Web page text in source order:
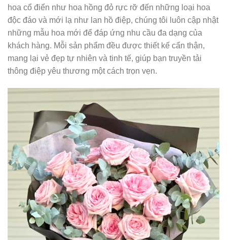
hoa cổ điển như hoa hồng đỏ rực rỡ đến những loại hoa
độc đáo và mới lạ như lan hồ điệp, chúng tôi luôn cập nhật
những mẫu hoa mới để đáp ứng nhu cầu đa dạng của
khách hàng. Mỗi sản phẩm đều được thiết kế cẩn thận,
mang lại vẻ đẹp tự nhiên và tinh tế, giúp bạn truyền tải
thông điệp yêu thương một cách trọn vẹn.